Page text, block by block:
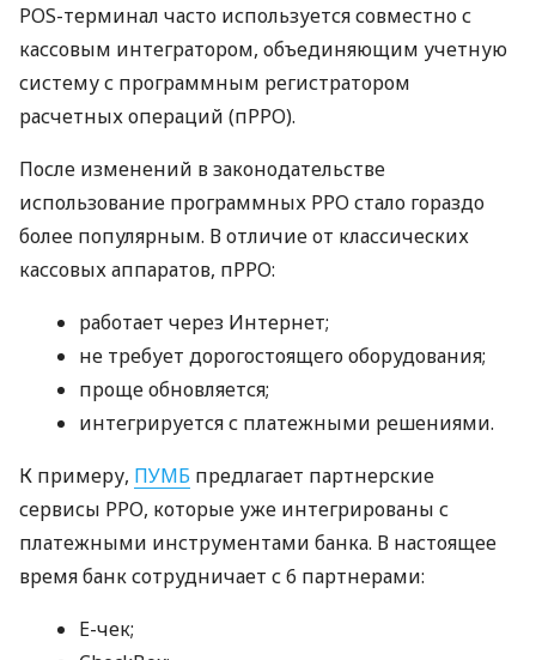
POS-терминал часто используется совместно с
кассовым интегратором, объединяющим учетную
систему с программным регистратором
расчетных операций (пРРО).
После изменений в законодательстве
использование программных РРО стало гораздо
более популярным. В отличие от классических
кассовых аппаратов, пРРО:
работает через Интернет;
не требует дорогостоящего оборудования;
проще обновляется;
интегрируется с платежными решениями.
К примеру, ПУМБ предлагает партнерские
сервисы РРО, которые уже интегрированы с
платежными инструментами банка. В настоящее
время банк сотрудничает с 6 партнерами:
E-чек;